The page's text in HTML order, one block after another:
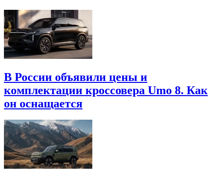
В России объявили цены и
комплектации кроссовера Umo 8. Как
он оснащается